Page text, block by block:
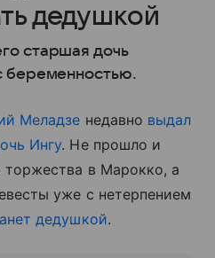
дедушкой
старшая дочь
беременностью.
Меладзе недавно выдал
Ингу. Не прошло и
в Марокко, а
уже с нетерпением
дедушкой.